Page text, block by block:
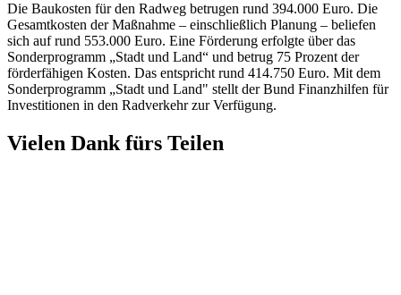
Die Baukosten für den Radweg betrugen rund 394.000 Euro. Die
Gesamtkosten der Maßnahme – einschließlich Planung – beliefen
sich auf rund 553.000 Euro. Eine Förderung erfolgte über das
Sonderprogramm „Stadt und Land“ und betrug 75 Prozent der
förderfähigen Kosten. Das entspricht rund 414.750 Euro. Mit dem
Sonderprogramm „Stadt und Land" stellt der Bund Finanzhilfen für
Investitionen in den Radverkehr zur Verfügung.
Vielen Dank fürs Teilen